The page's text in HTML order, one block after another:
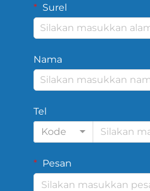
Surel
Nama
Tel
Kode
Pesan